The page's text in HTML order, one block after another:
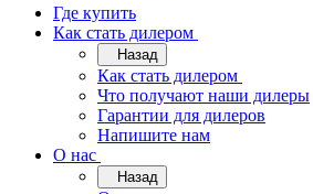
Где купить
Как стать дилером
Назад
Как стать дилером
Что получают наши дилеры
Гарантии для дилеров
Напишите нам
О нас
Назад